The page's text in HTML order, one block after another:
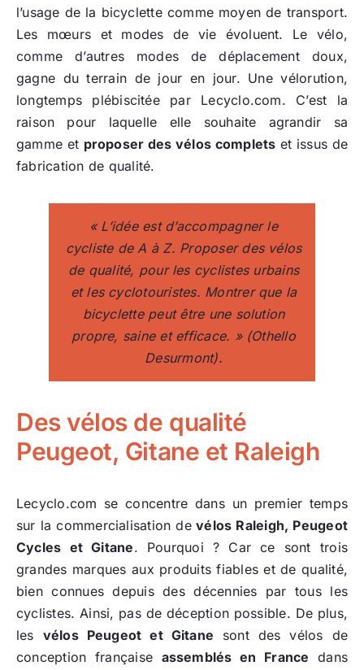
l’usage de la bicyclette comme moyen de transport.
Les mœurs et modes de vie évoluent. Le vélo,
comme d’autres modes de déplacement doux,
gagne du terrain de jour en jour. Une vélorution,
longtemps plébiscitée par Lecyclo.com. C’est la
raison pour laquelle elle souhaite agrandir sa
gamme et proposer des vélos complets et issus de
fabrication de qualité.
« L’idée est d’accompagner le
cycliste de A à Z. Proposer des vélos
de qualité, pour les cyclistes urbains
et les cyclotouristes. Montrer que la
bicyclette peut être une solution
propre, saine et efficace. » (Othello
Desurmont).
Des vélos de qualité
Peugeot, Gitane et Raleigh
Lecyclo.com se concentre dans un premier temps
sur la commercialisation devélos Raleigh, Peugeot
Cycles et Gitane. Pourquoi ? Car ce sont trois
grandes marques aux produits fiables et de qualité,
bien connues depuis des décennies par tous les
cyclistes. Ainsi, pas de déception possible. De plus,
les vélos Peugeot et Gitane sont des vélos de
conception française assemblés en France dans